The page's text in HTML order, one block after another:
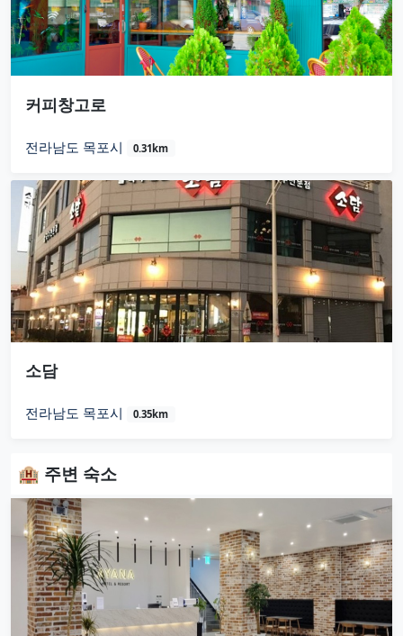
커피창고로
전라남도 목포시 0.31km
소담
전라남도 목포시 0.35km
🏨 주변 숙소